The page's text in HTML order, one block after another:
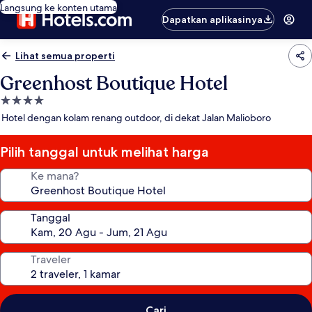
Langsung ke konten utama
Dapatkan aplikasinya
Lihat semua properti
Greenhost Boutique Hotel
Properti
bintang
Hotel dengan kolam renang outdoor, di dekat Jalan Malioboro
Pilih tanggal untuk melihat harga
Ke mana?
Tanggal
Traveler